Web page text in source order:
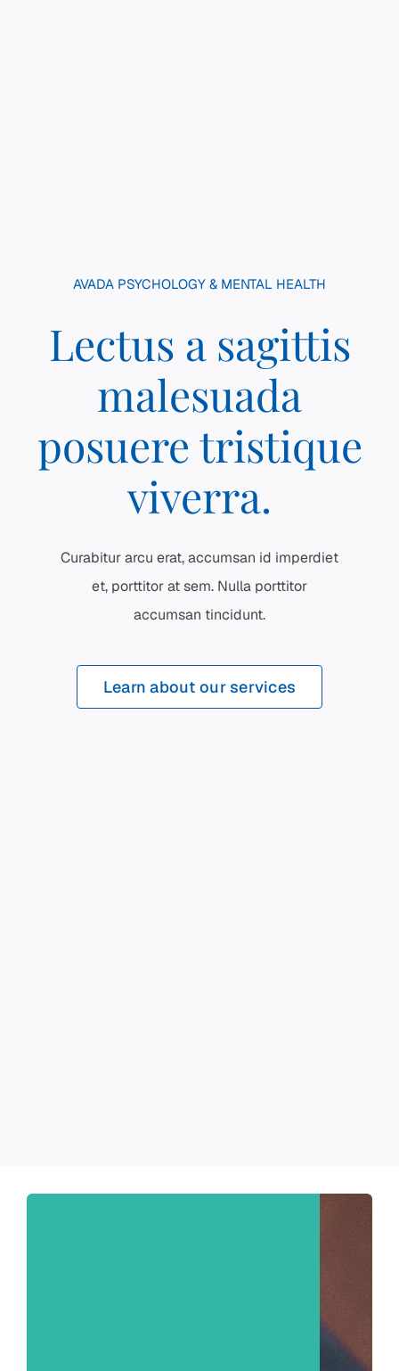
AVADA PSYCHOLOGY & MENTAL HEALTH
Lectus a sagittis
malesuada
posuere tristique
viverra.
Curabitur arcu erat, accumsan id imperdiet
et, porttitor at sem. Nulla porttitor
accumsan tincidunt.
Learn about our services